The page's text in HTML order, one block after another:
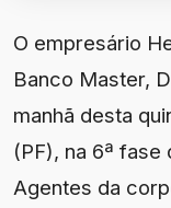
O empresário
Banco Master,
manhã desta
(PF), na 6ª fase
Agentes da